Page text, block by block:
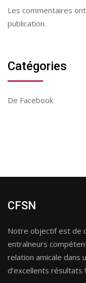
Les commentaires
publication.
Catégories
De Facebook
CFSN
Notre objectif est de
entraîneurs
relation amicale dans
d’excellents résultats !